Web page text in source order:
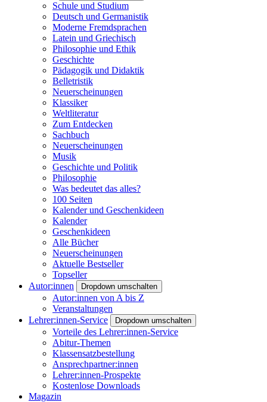
Schule und Studium
Deutsch und Germanistik
Moderne Fremdsprachen
Latein und Griechisch
Philosophie und Ethik
Geschichte
Pädagogik und Didaktik
Belletristik
Neuerscheinungen
Klassiker
Weltliteratur
Zum Entdecken
Sachbuch
Neuerscheinungen
Musik
Geschichte und Politik
Philosophie
Was bedeutet das alles?
100 Seiten
Kalender und Geschenkideen
Kalender
Geschenkideen
Alle Bücher
Neuerscheinungen
Aktuelle Bestseller
Topseller
Autor:innen
Dropdown umschalten
Autor:innen von A bis Z
Veranstaltungen
Lehrer:innen-Service
Dropdown umschalten
Vorteile des Lehrer:innen-Service
Abitur-Themen
Klassensatzbestellung
Ansprechpartner:innen
Lehrer:innen-Prospekte
Kostenlose Downloads
Magazin